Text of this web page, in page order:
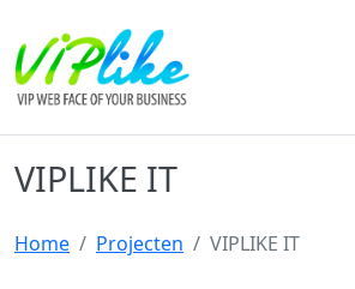
VIPLIKE IT
Home Projecten VIPLIKE IT